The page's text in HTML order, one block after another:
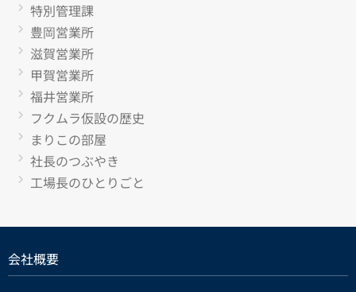
特別管理課
豊岡営業所
滋賀営業所
甲賀営業所
福井営業所
フクムラ仮設の歴史
まりこの部屋
社長のつぶやき
工場長のひとりごと
会社概要